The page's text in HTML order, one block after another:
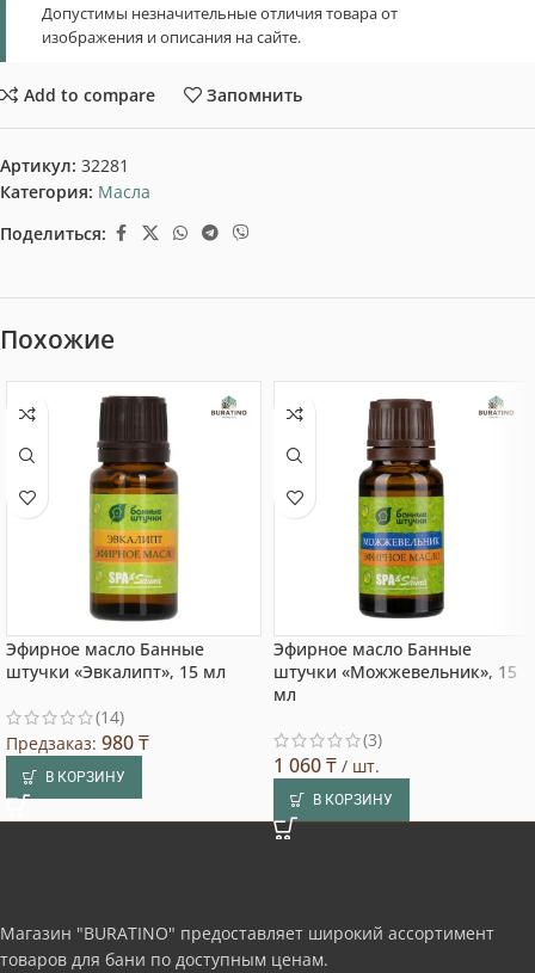
Допустимы незначительные отличия товара от
изображения и описания на сайте.
Add to compare Запомнить
Артикул: 32281
Категория: Масла
Поделиться:
Похожие
Эфирное масло Банные
штучки «Эвкалипт», 15 мл
(14)
Предзаказ: 980₸
В КОРЗИНУ
Эфирное масло Банные
штучки «Можжевельник», 15
мл
(3)
1 060₸ / шт.
В КОРЗИНУ
Магазин "BURATINO" предоставляет широкий ассортимент
товаров для бани по доступным ценам.